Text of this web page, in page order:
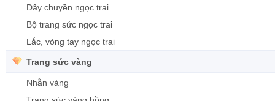
Dây chuyền ngọc trai
Bộ trang sức ngọc trai
Lắc, vòng tay ngọc trai
Trang sức vàng
Nhẫn vàng